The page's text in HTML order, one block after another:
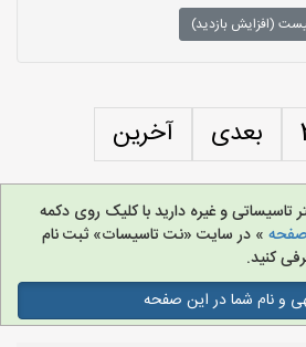
(افزایش بازدید)
بعدی آخرین
تاسیساتی و غیره دارید با کلیک روی دکمه
صفحه » در سایت «نت تاسیسات» ثبت نام
کنید.
و نام شما در این صفحه